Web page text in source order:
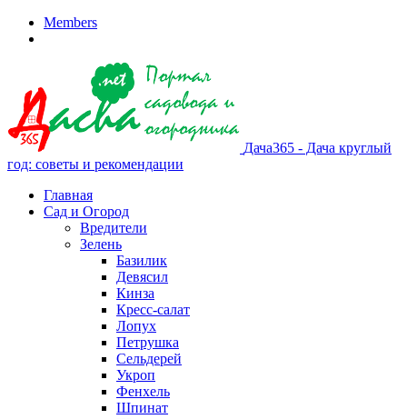
Members
Дача365 - Дача круглый
год: советы и рекомендации
Главная
Сад и Огород
Вредители
Зелень
Базилик
Девясил
Кинза
Кресс-салат
Лопух
Петрушка
Сельдерей
Укроп
Фенхель
Шпинат